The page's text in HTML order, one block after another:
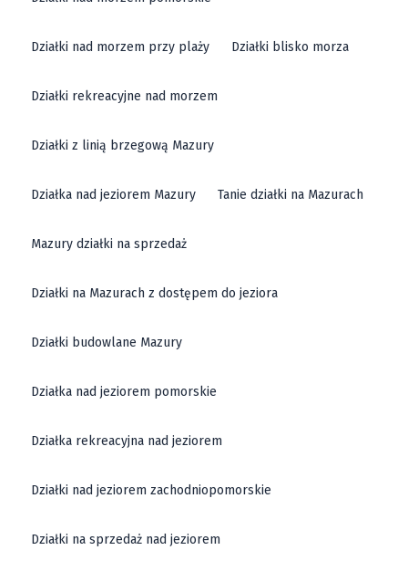
Działki nad morzem przy plaży Działki blisko morza
Działki rekreacyjne nad morzem
Działki z linią brzegową Mazury
Działka nad jeziorem Mazury Tanie działki na Mazurach
Mazury działki na sprzedaż
Działki na Mazurach z dostępem do jeziora
Działki budowlane Mazury
Działka nad jeziorem pomorskie
Działka rekreacyjna nad jeziorem
Działki nad jeziorem zachodniopomorskie
Działki na sprzedaż nad jeziorem